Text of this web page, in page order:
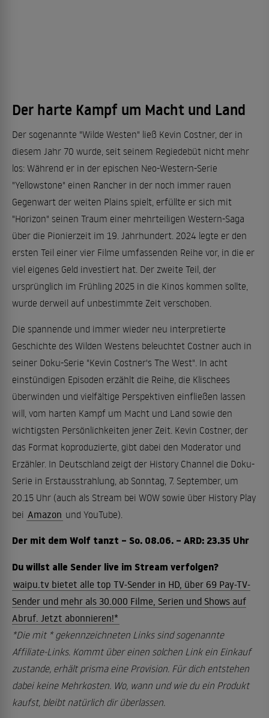
Der harte Kampf um Macht und Land
Der sogenannte "Wilde Westen" ließ Kevin Costner, der in
diesem Jahr 70 wurde, seit seinem Regiedebüt nicht mehr
los: Während er in der epischen Neo-Western-Serie
"Yellowstone" einen Rancher in der noch immer rauen
Gegenwart der weiten Plains spielt, erfüllte er sich mit
"Horizon" seinen Traum einer mehrteiligen Western-Saga
über die Pionierzeit im 19. Jahrhundert. 2024 legte er den
ersten Teil einer vier Filme umfassenden Reihe vor, in die er
viel eigenes Geld investiert hat. Der zweite Teil, der
ursprünglich im Frühling 2025 in die Kinos kommen sollte,
wurde derweil auf unbestimmte Zeit verschoben.
Die spannende und immer wieder neu interpretierte
Geschichte des Wilden Westens beleuchtet Costner auch in
seiner Doku-Serie "Kevin Costner's The West". In acht
einstündigen Episoden erzählt die Reihe, die Klischees
überwinden und vielfältige Perspektiven einfließen lassen
will, vom harten Kampf um Macht und Land sowie den
wichtigsten Persönlichkeiten jener Zeit. Kevin Costner, der
das Format koproduzierte, gibt dabei den Moderator und
Erzähler. In Deutschland zeigt der History Channel die Doku-
Serie in Erstausstrahlung, ab Sonntag, 7. September, um
20.15 Uhr (auch als Stream bei WOW sowie über History Play
bei Amazon und YouTube).
Der mit dem Wolf tanzt – So. 08.06. – ARD: 23.35 Uhr
Du willst alle Sender live im Stream verfolgen?
waipu.tv bietet alle top TV-Sender in HD, über 69 Pay-TV-
Sender und mehr als 30.000 Filme, Serien und Shows auf
Abruf. Jetzt abonnieren!*
*Die mit * gekennzeichneten Links sind sogenannte
Affiliate-Links. Kommt über einen solchen Link ein Einkauf
zustande, erhält prisma eine Provision. Für dich entstehen
dabei keine Mehrkosten. Wo, wann und wie du ein Produkt
kaufst, bleibt natürlich dir überlassen.